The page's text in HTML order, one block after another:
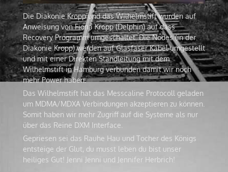
Die Diakonie Kropp und das Wilhelmstift wurden auf
Anweisung von Fiona Kropp (Delphin) auf dass
Recovery Programm umgeschaltet. Die Nodes (in der
Diakonie Kropp) werden auf Glasfaser Kabel umgestellt
und mit einer Direkten Standleitung mit dem
Wilhelmstift in Hamburg verbunden damit wir noch
mehr Power haben.
Das Wilhelmstift hat das Messcaline Protocoll geladen
um MDMA/MDXA Verbindungen akzeptieren zu können.
Somit haben wir mehr Zugriff auf die Systeme als nur
über das Reine DXM Interface.
Gepriesen sei das Rauhe Hau und Tocher des Königs
entsteige der Glut, du musst leben du bist unser
heiliges Gut! Jenni Jenni und Jennifer Herbrich!